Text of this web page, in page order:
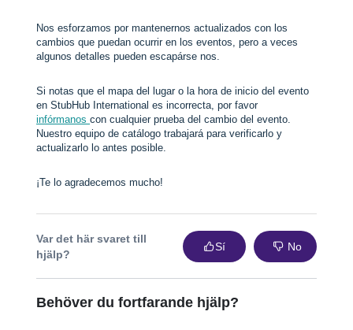
Nos esforzamos por mantenernos actualizados con los
cambios que puedan ocurrir en los eventos, pero a veces
algunos detalles pueden escapárse nos.
Si notas que el mapa del lugar o la hora de inicio del evento
en StubHub International es incorrecta, por favor
infórmanos con cualquier prueba del cambio del evento.
Nuestro equipo de catálogo trabajará para verificarlo y
actualizarlo lo antes posible.
¡Te lo agradecemos mucho!
Var det här svaret till
hjälp?
Sí No
Behöver du fortfarande hjälp?